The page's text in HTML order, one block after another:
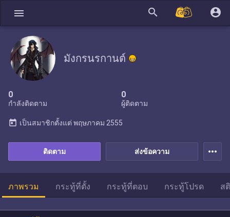
menu search account_circle
มังกรนรกานต์
0
กำลังติดตาม
0
ผู้ติดตาม
ส่งข้อความ
ติดตาม
today เป็นสมาชิกตั้งแต่ พฤษภาคม 2555
more_horiz
ภาพรวม กระทู้ที่ตั้ง กระทู้ที่ตอบ กระทู้โปรด ส